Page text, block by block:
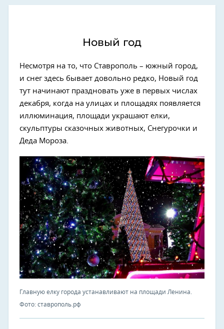
Новый год
Несмотря на то, что Ставрополь – южный город,
и снег здесь бывает довольно редко, Новый год
тут начинают праздновать уже в первых числах
декабря, когда на улицах и площадях появляется
иллюминация, площади украшают елки,
скульптуры сказочных животных, Снегурочки и
Деда Мороза.
Главную елку города устанавливают на площади Ленина.
Фото: ставрополь.рф